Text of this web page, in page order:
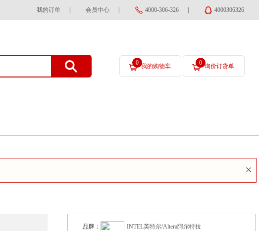
我的订单 会员中心 4000-306-326 4000306326
0 我的购物车 0 询价订货单
品牌： INTEL英特尔/Altera阿尔特拉